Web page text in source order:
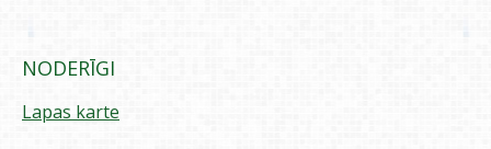
NODERĪGI
Lapas karte